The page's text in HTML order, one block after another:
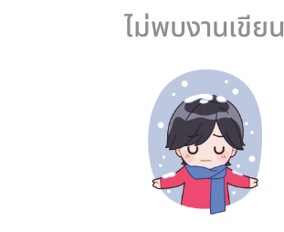
ไม่พบงานเขียน